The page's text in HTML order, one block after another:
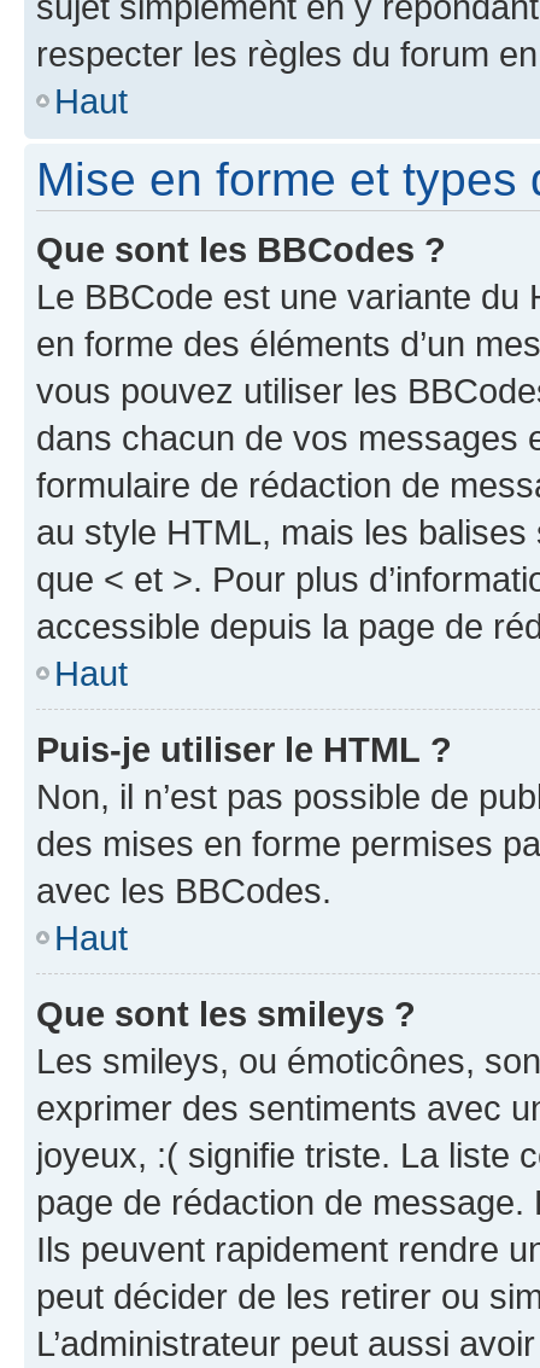
respecter les règles du forum
Haut
Mise en forme et types
Que sont les BBCodes ?
Le BBCode est une variante du
en forme des éléments d’un
vous pouvez utiliser les
dans chacun de vos messages
formulaire de rédaction de
au style HTML, mais les
que < et >. Pour plus
accessible depuis la page de
Haut
Puis-je utiliser le HTML ?
Non, il n’est pas possible de
des mises en forme permises
avec les BBCodes.
Haut
Que sont les smileys ?
Les smileys, ou émoticônes,
exprimer des sentiments avec
joyeux, :( signifie triste. La liste
page de rédaction de
Ils peuvent rapidement rendre
peut décider de les retirer ou
L’administrateur peut aussi